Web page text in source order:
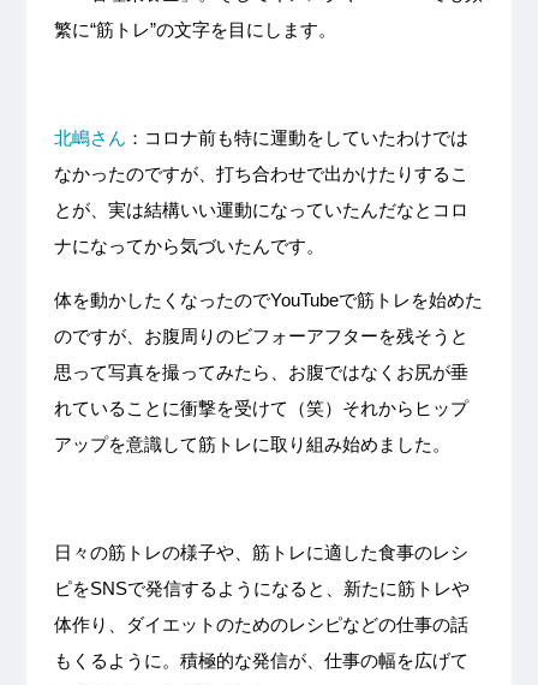
繁に“筋トレ”の文字を目にします。
北嶋さん ：コロナ前も特に運動をしていたわけでは
なかったのですが、打ち合わせで出かけたりするこ
とが、実は結構いい運動になっていたんだなとコロ
ナになってから気づいたんです。
体を動かしたくなったのでYouTubeで筋トレを始めた
のですが、お腹周りのビフォーアフターを残そうと
思って写真を撮ってみたら、お腹ではなくお尻が垂
れていることに衝撃を受けて（笑）それからヒップ
アップを意識して筋トレに取り組み始めました。
日々の筋トレの様子や、筋トレに適した食事のレシ
ピをSNSで発信するようになると、新たに筋トレや
体作り、ダイエットのためのレシピなどの仕事の話
もくるように。積極的な発信が、仕事の幅を広げて